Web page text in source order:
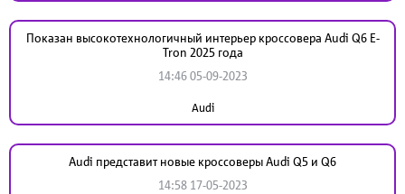
Показан высокотехнологичный интерьер кроссовера Audi Q6 E-
Tron 2025 года
14:46 05-09-2023
Audi
Audi представит новые кроссоверы Audi Q5 и Q6
14:58 17-05-2023